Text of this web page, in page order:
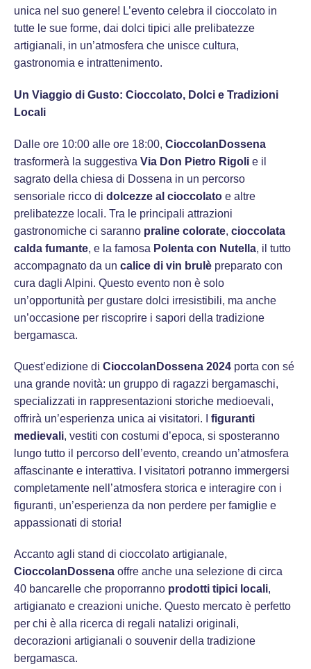
unica nel suo genere! L’evento celebra il cioccolato in
tutte le sue forme, dai dolci tipici alle prelibatezze
artigianali, in un’atmosfera che unisce cultura,
gastronomia e intrattenimento.
Un Viaggio di Gusto: Cioccolato, Dolci e Tradizioni
Locali
Dalle ore 10:00 alle ore 18:00, CioccolanDossena
trasformerà la suggestiva Via Don Pietro Rigolie il
sagrato della chiesa di Dossena in un percorso
sensoriale ricco di dolcezze al cioccolatoe altre
prelibatezze locali. Tra le principali attrazioni
gastronomiche ci saranno praline colorate, cioccolata
calda fumante, e la famosa Polenta con Nutella, il tutto
accompagnato da un calice di vin brulèpreparato con
cura dagli Alpini. Questo evento non è solo
un’opportunità per gustare dolci irresistibili, ma anche
un’occasione per riscoprire i sapori della tradizione
bergamasca.
Quest’edizione di CioccolanDossena 2024porta con sé
una grande novità: un gruppo di ragazzi bergamaschi,
specializzati in rappresentazioni storiche medioevali,
offrirà un’esperienza unica ai visitatori. I figuranti
medievali, vestiti con costumi d’epoca, si sposteranno
lungo tutto il percorso dell’evento, creando un’atmosfera
affascinante e interattiva. I visitatori potranno immergersi
completamente nell’atmosfera storica e interagire con i
figuranti, un’esperienza da non perdere per famiglie e
appassionati di storia!
Accanto agli stand di cioccolato artigianale,
CioccolanDossenaoffre anche una selezione di circa
40 bancarelle che proporranno prodotti tipici locali,
artigianato e creazioni uniche. Questo mercato è perfetto
per chi è alla ricerca di regali natalizi originali,
decorazioni artigianali o souvenir della tradizione
bergamasca.